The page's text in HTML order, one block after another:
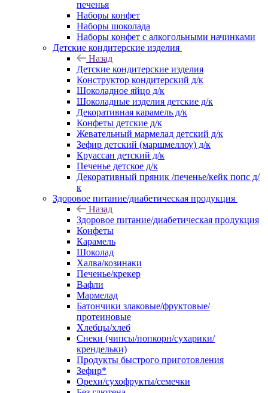
печенья
Наборы конфет
Наборы шоколада
Наборы конфет с алкогольными начинками
Детские кондитерские изделия
Назад
Детские кондитерские изделия
Конструктор кондитерский д/к
Шоколадное яйцо д/к
Шоколадные изделия детские д/к
Декоративная карамель д/к
Конфеты детские д/к
Жевательный мармелад детский д/к
Зефир детский (маршмеллоу) д/к
Круассан детский д/к
Печенье детское д/к
Декоративный пряник /печенье/кейк попс д/
к
Здоровое питание/диабетическая продукция
Назад
Здоровое питание/диабетическая продукция
Конфеты
Карамель
Шоколад
Халва/козинаки
Печенье/крекер
Вафли
Мармелад
Батончики злаковые/фруктовые/
протеиновые
Хлебцы/хлеб
Снеки (чипсы/попкорн/сухарики/
крендельки)
Продукты быстрого приготовления
Зефир*
Орехи/сухофрукты/семечки